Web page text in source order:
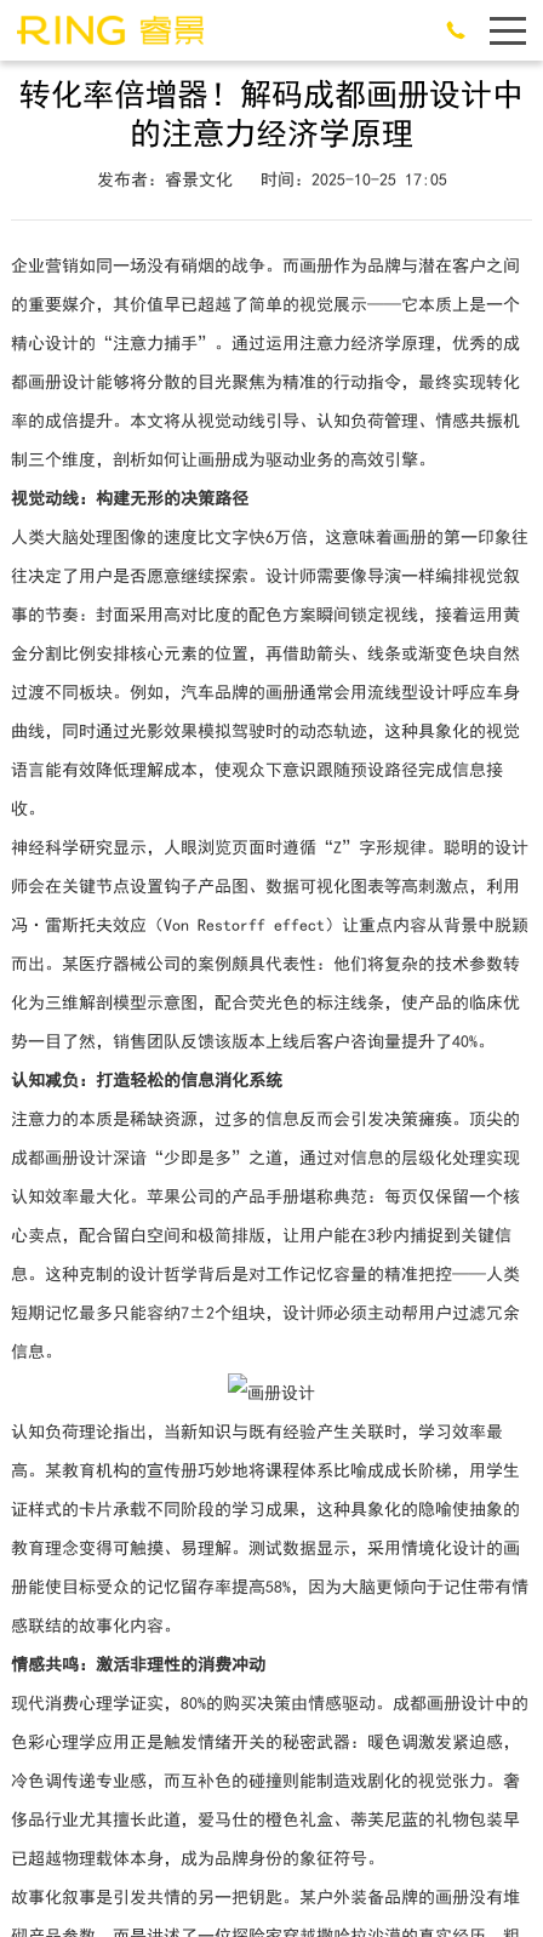
转化率倍增器！解码成都画册设计中
的注意力经济学原理
发布者：睿景文化 时间：2025-10-25 17:05
企业营销如同一场没有硝烟的战争。而画册作为品牌与潜在客户之间
的重要媒介，其价值早已超越了简单的视觉展示——它本质上是一个
精心设计的“注意力捕手”。通过运用注意力经济学原理，优秀的成
都画册设计能够将分散的目光聚焦为精准的行动指令，最终实现转化
率的成倍提升。本文将从视觉动线引导、认知负荷管理、情感共振机
制三个维度，剖析如何让画册成为驱动业务的高效引擎。
视觉动线：构建无形的决策路径
人类大脑处理图像的速度比文字快6万倍，这意味着画册的第一印象往
往决定了用户是否愿意继续探索。设计师需要像导演一样编排视觉叙
事的节奏：封面采用高对比度的配色方案瞬间锁定视线，接着运用黄
金分割比例安排核心元素的位置，再借助箭头、线条或渐变色块自然
过渡不同板块。例如，汽车品牌的画册通常会用流线型设计呼应车身
曲线，同时通过光影效果模拟驾驶时的动态轨迹，这种具象化的视觉
语言能有效降低理解成本，使观众下意识跟随预设路径完成信息接
收。
神经科学研究显示，人眼浏览页面时遵循“Z”字形规律。聪明的设计
师会在关键节点设置钩子产品图、数据可视化图表等高刺激点，利用
冯·雷斯托夫效应（Von Restorff effect）让重点内容从背景中脱颖
而出。某医疗器械公司的案例颇具代表性：他们将复杂的技术参数转
化为三维解剖模型示意图，配合荧光色的标注线条，使产品的临床优
势一目了然，销售团队反馈该版本上线后客户咨询量提升了40%。
认知减负：打造轻松的信息消化系统
注意力的本质是稀缺资源，过多的信息反而会引发决策瘫痪。顶尖的
成都画册设计深谙“少即是多”之道，通过对信息的层级化处理实现
认知效率最大化。苹果公司的产品手册堪称典范：每页仅保留一个核
心卖点，配合留白空间和极简排版，让用户能在3秒内捕捉到关键信
息。这种克制的设计哲学背后是对工作记忆容量的精准把控——人类
短期记忆最多只能容纳7±2个组块，设计师必须主动帮用户过滤冗余
信息。
认知负荷理论指出，当新知识与既有经验产生关联时，学习效率最
高。某教育机构的宣传册巧妙地将课程体系比喻成成长阶梯，用学生
证样式的卡片承载不同阶段的学习成果，这种具象化的隐喻使抽象的
教育理念变得可触摸、易理解。测试数据显示，采用情境化设计的画
册能使目标受众的记忆留存率提高58%，因为大脑更倾向于记住带有情
感联结的故事化内容。
情感共鸣：激活非理性的消费冲动
现代消费心理学证实，80%的购买决策由情感驱动。成都画册设计中的
色彩心理学应用正是触发情绪开关的秘密武器：暖色调激发紧迫感，
冷色调传递专业感，而互补色的碰撞则能制造戏剧化的视觉张力。奢
侈品行业尤其擅长此道，爱马仕的橙色礼盒、蒂芙尼蓝的礼物包装早
已超越物理载体本身，成为品牌身份的象征符号。
故事化叙事是引发共情的另一把钥匙。某户外装备品牌的画册没有堆